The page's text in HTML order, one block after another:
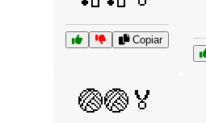
Copiar
🏐🏐🏅